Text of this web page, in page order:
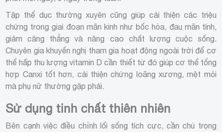
Tập thể dục thường xuyên cũng giúp cải thiện các triệu
chứng trong giai đoạn mãn kinh như bốc hỏa, đau mãn tính,
giảm căng thẳng và nâng cao chất lượng cuộc sống.
Chuyên gia khuyến nghị tham gia hoạt động ngoài trời để cơ
thể hấp thu lượng vitamin D cần thiết từ đó giúp cơ thể tổng
hợp Canxi tốt hơn, cải thiện chứng loãng xương, mệt mỏi
mà phụ nữ thường gặp phải.
Sử dụng tinh chất thiên nhiên
Bên cạnh việc điều chỉnh lối sống tích cực, cần chú trọng